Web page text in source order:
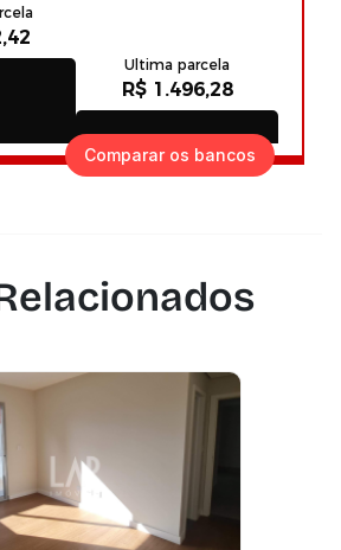
Comparar os bancos